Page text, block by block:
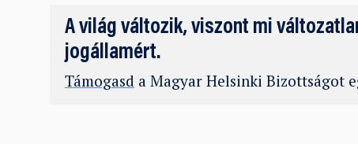
A világ változik, viszont mi
jogállamért.
Támogasd a Magyar Helsinki Bizottságot